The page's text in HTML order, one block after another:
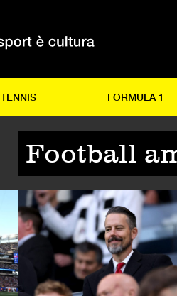
TENNIS FORMULA 1
Football
CALCIO